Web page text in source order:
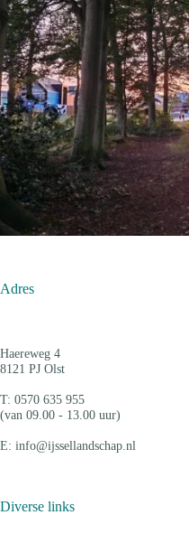
Adres
Haereweg 4
8121 PJ Olst
T: 0570 635 955
(van 09.00 - 13.00 uur)
E: info@ijssellandschap.nl
Diverse links